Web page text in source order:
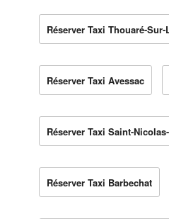
Réserver Taxi Thouaré-
Réserver Taxi Avessac
Réserver Taxi Saint-
Réserver Taxi Barbechat